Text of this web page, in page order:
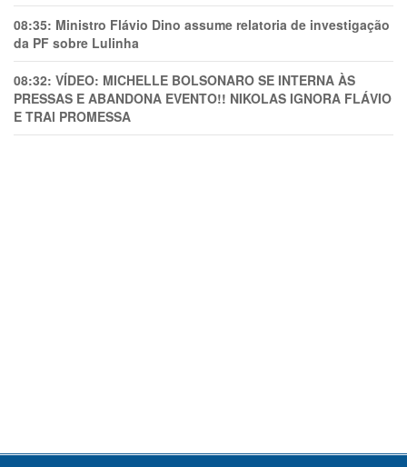
08:35: Ministro Flávio Dino assume relatoria de investigação
da PF sobre Lulinha
08:32: VÍDEO: MICHELLE BOLSONARO SE INTERNA ÀS
PRESSAS E ABANDONA EVENTO!! NIKOLAS IGNORA FLÁVIO
E TRAl PROMESSA